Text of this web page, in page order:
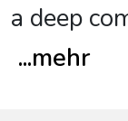
a deep
...mehr